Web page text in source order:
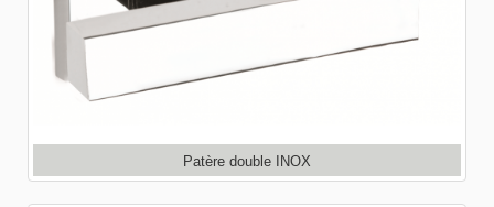
Patère double INOX